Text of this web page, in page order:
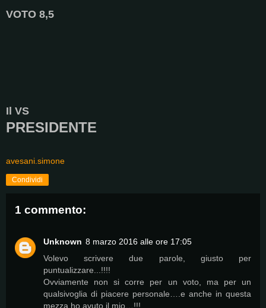
VOTO 8,5
Il VS
PRESIDENTE
avesani.simone
Condividi
1 commento:
Unknown 8 marzo 2016 alle ore 17:05
Volevo scrivere due parole, giusto per
puntualizzare...!!!!
Ovviamente non si corre per un voto, ma per un
qualsivoglia di piacere personale….e anche in questa
mezza ho avuto il mio…!!!